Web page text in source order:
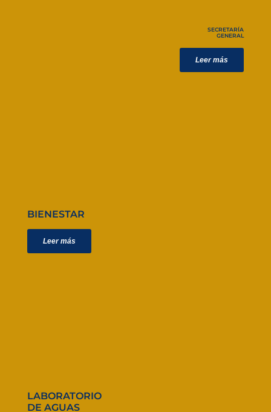
SECRETARÍA
GENERAL
Leer más
BIENESTAR
Leer más
LABORATORIO
DE AGUAS